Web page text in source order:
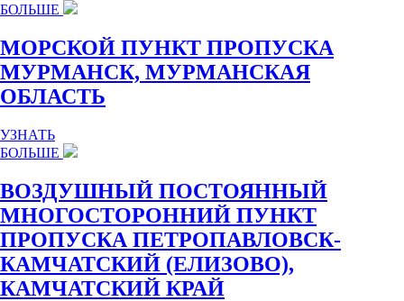
БОЛЬШЕ
МОРСКОЙ ПУНКТ ПРОПУСКА
МУРМАНСК, МУРМАНСКАЯ
ОБЛАСТЬ
УЗНАТЬ
БОЛЬШЕ
ВОЗДУШНЫЙ ПОСТОЯННЫЙ
МНОГОСТОРОННИЙ ПУНКТ
ПРОПУСКА ПЕТРОПАВЛОВСК-
КАМЧАТСКИЙ (ЕЛИЗОВО),
КАМЧАТСКИЙ КРАЙ